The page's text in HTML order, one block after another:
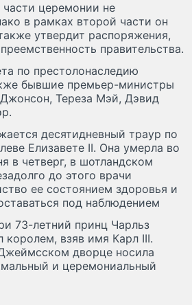
церемонии не
в рамках второй части он
утвердит распоряжения,
правительства.
по престолонаследию
бывшие премьер-министры
Тереза Мэй, Дэвид
десятидневный траур по
Елизавете II. Она умерла во
в четверг, в шотландском
до этого врачи
ее состоянием здоровья и
под наблюдением
73-летний принц Чарльз
королем, взяв имя Карл III.
дворце носила
и церемониальный